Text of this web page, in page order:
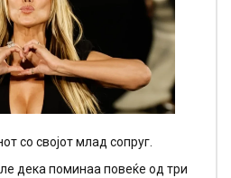
со својот млад сопруг.
дека поминаа повеќе од три